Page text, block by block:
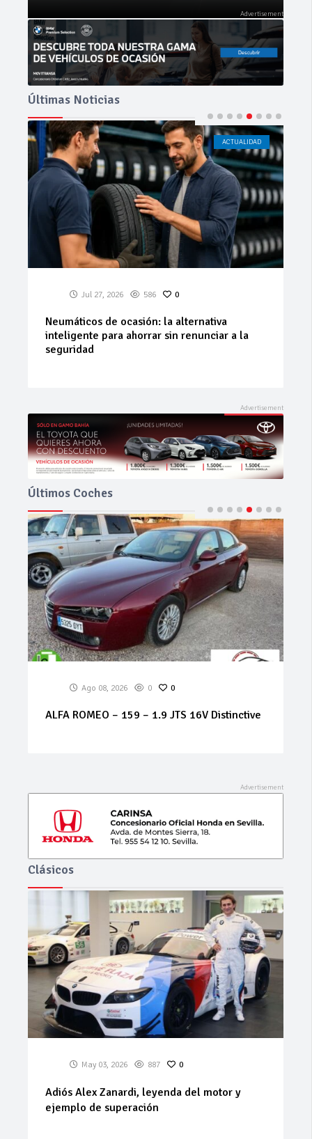
Últimas Noticias
ACTUALIDAD CÁDIZ
Jul 23, 2026 199 0
La 42ª Subida a Vejer comienza a perfilarse
Últimos Coches
Ago 07, 2026 0 0
MERCEDES Sprinter 314 cdi
Clásicos
May 03, 2026 887 0
Adiós Alex Zanardi, leyenda del motor y
ejemplo de superación